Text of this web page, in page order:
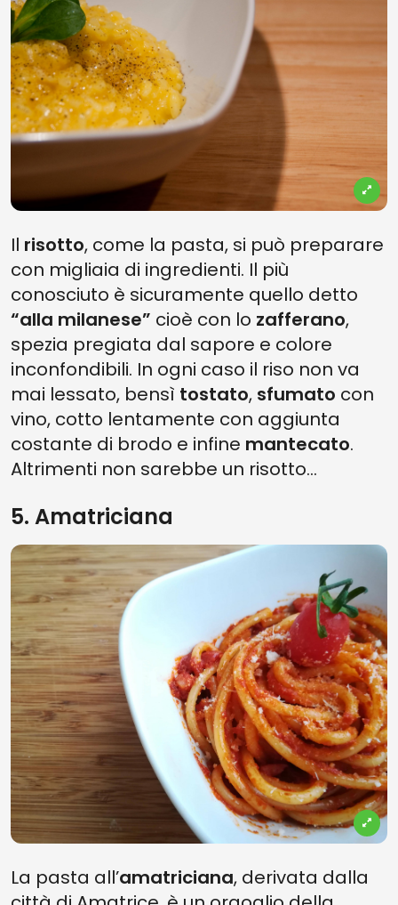
Il risotto, come la pasta, si può preparare
con migliaia di ingredienti. Il più
conosciuto è sicuramente quello detto
“alla milanese” cioè con lo zafferano,
spezia pregiata dal sapore e colore
inconfondibili. In ogni caso il riso non va
mai lessato, bensì tostato, sfumato con
vino, cotto lentamente con aggiunta
costante di brodo e infine mantecato.
Altrimenti non sarebbe un risotto…
5. Amatriciana
La pasta all’amatriciana, derivata dalla